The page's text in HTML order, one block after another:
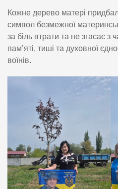
Кожне дерево матері
символ безмежної
за біль втрати та не згасає
пам’яті, тиші та духовної
воїнів.